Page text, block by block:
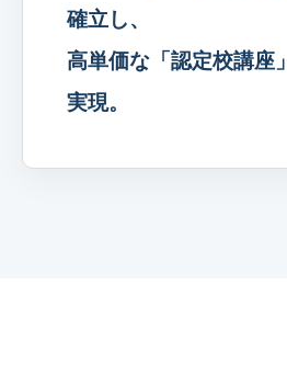
確立し、
高単価な「認定校講座
実現。